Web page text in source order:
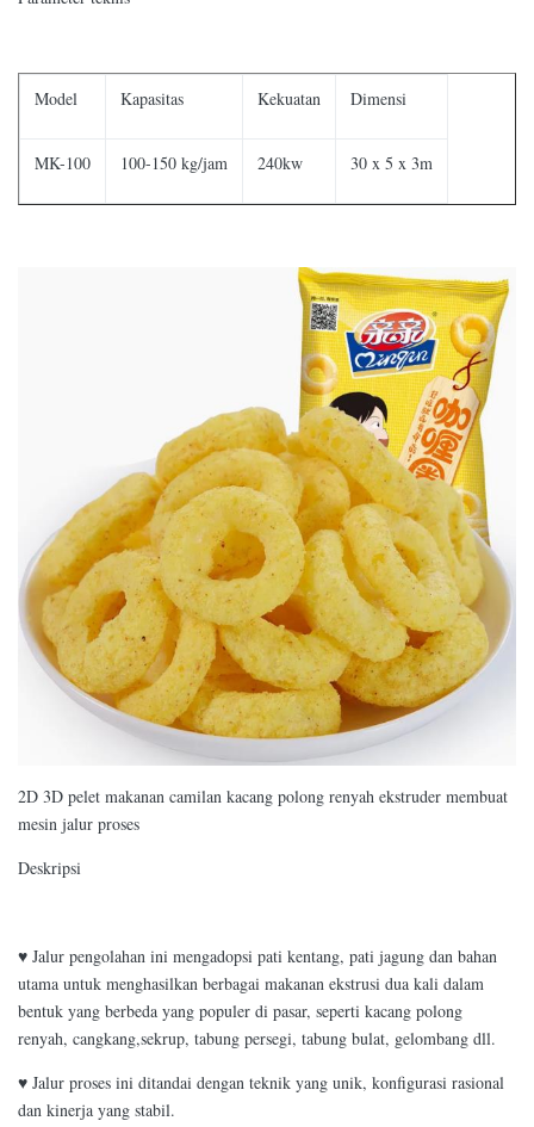
Model Kapasitas Kekuatan Dimensi
MK-100 100-150 kg/jam 240kw 30 x 5 x 3m
2D 3D pelet makanan camilan kacang polong renyah ekstruder membuat
mesin jalur proses
Deskripsi
♥ Jalur pengolahan ini mengadopsi pati kentang, pati jagung dan bahan
utama untuk menghasilkan berbagai makanan ekstrusi dua kali dalam
bentuk yang berbeda yang populer di pasar, seperti kacang polong
renyah, cangkang,sekrup, tabung persegi, tabung bulat, gelombang dll.
♥ Jalur proses ini ditandai dengan teknik yang unik, konfigurasi rasional
dan kinerja yang stabil.